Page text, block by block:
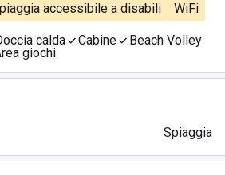
accessibile a disabili WiFi
calda Cabine
Beach Volley
giochi
Spiaggia